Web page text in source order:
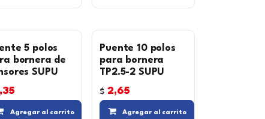
5 polos
bornera de
SUPU
Agregar al carrito Compara Agregar a la lista de
Puente 10 polos
para bornera
TP2.5-2 SUPU
$2,65
Agregar al carrito